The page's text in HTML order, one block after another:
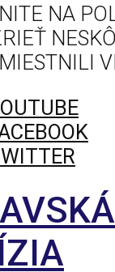
NA